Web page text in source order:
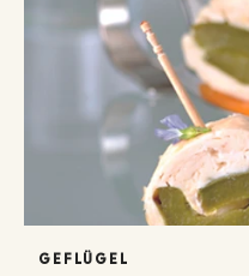
GEFLÜGEL